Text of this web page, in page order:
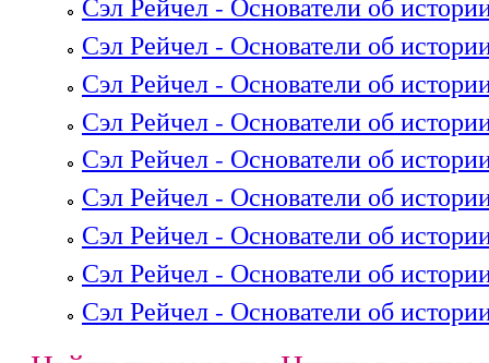
Сэл Рейчел - Основатели об
Сэл Рейчел - Основатели об
Сэл Рейчел - Основатели об
Сэл Рейчел - Основатели об
Сэл Рейчел - Основатели об
Сэл Рейчел - Основатели об
Сэл Рейчел - Основатели об
Сэл Рейчел - Основатели об